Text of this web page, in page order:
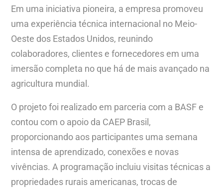
Em uma iniciativa pioneira, a empresa promoveu
uma experiência técnica internacional no Meio-
Oeste dos Estados Unidos, reunindo
colaboradores, clientes e fornecedores em uma
imersão completa no que há de mais avançado na
agricultura mundial.
O projeto foi realizado em parceria com a BASF e
contou com o apoio da CAEP Brasil,
proporcionando aos participantes uma semana
intensa de aprendizado, conexões e novas
vivências. A programação incluiu visitas técnicas a
propriedades rurais americanas, trocas de